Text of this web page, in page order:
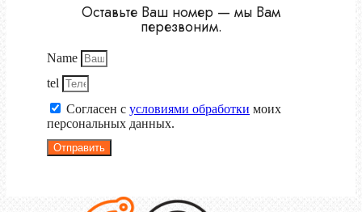
Оставьте Ваш номер — мы Вам
перезвоним.
Name
tel
Согласен с условиями обработки моих
персональных данных.
Отправить